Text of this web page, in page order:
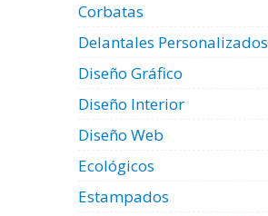
Corbatas
Delantales Personalizados
Diseño Gráfico
Diseño Interior
Diseño Web
Ecológicos
Estampados